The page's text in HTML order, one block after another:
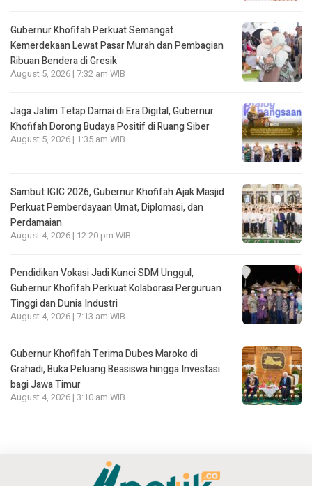
Gubernur Khofifah Perkuat Semangat
Kemerdekaan Lewat Pasar Murah dan Pembagian
Ribuan Bendera di Gresik
August 5, 2026 | 7:32 am WIB
Jaga Jatim Tetap Damai di Era Digital, Gubernur
Khofifah Dorong Budaya Positif di Ruang Siber
August 5, 2026 | 1:35 am WIB
Sambut IGIC 2026, Gubernur Khofifah Ajak Masjid
Perkuat Pemberdayaan Umat, Diplomasi, dan
Perdamaian
August 4, 2026 | 12:20 pm WIB
Pendidikan Vokasi Jadi Kunci SDM Unggul,
Gubernur Khofifah Perkuat Kolaborasi Perguruan
Tinggi dan Dunia Industri
August 4, 2026 | 7:13 am WIB
Gubernur Khofifah Terima Dubes Maroko di
Grahadi, Buka Peluang Beasiswa hingga Investasi
bagi Jawa Timur
August 4, 2026 | 3:10 am WIB